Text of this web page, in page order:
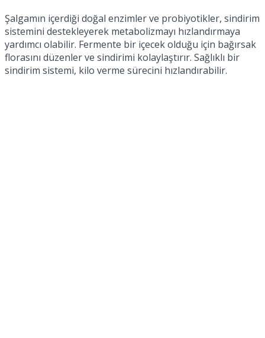
Şalgamın içerdiği doğal enzimler ve probiyotikler, sindirim
sistemini destekleyerek metabolizmayı hızlandırmaya
yardımcı olabilir. Fermente bir içecek olduğu için bağırsak
florasını düzenler ve sindirimi kolaylaştırır. Sağlıklı bir
sindirim sistemi, kilo verme sürecini hızlandırabilir.